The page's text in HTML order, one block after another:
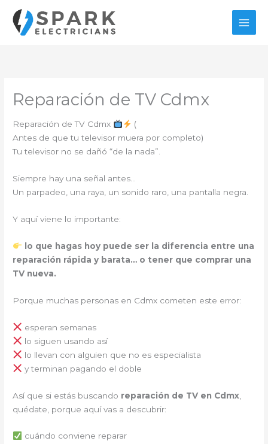
contenido
Reparación de TV Cdmx
Reparación de TV Cdmx
(
Antes de que tu televisor muera por completo)
Tu televisor no se dañó “de la nada”.
Siempre hay una señal antes…
Un parpadeo, una raya, un sonido raro, una pantalla negra.
Y aquí viene lo importante:
lo que hagas hoy puede ser la diferencia entre una
reparación rápida y barata… o tener que comprar una
TV nueva.
Porque muchas personas en Cdmx cometen este error:
esperan semanas
lo siguen usando así
lo llevan con alguien que no es especialista
y terminan pagando el doble
Así que si estás buscando reparación de TV en Cdmx
quédate, porque aquí vas a descubrir:
cuándo conviene reparar